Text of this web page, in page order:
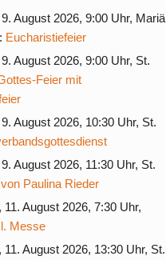
August 2026, 9:00 Uhr, Mariä
Eucharistiefeier
August 2026, 9:00 Uhr, St.
Feier mit
August 2026, 10:30 Uhr, St.
August 2026, 11:30 Uhr, St.
Paulina Rieder
11. August 2026, 7:30 Uhr,
Messe
11. August 2026, 13:30 Uhr, St.